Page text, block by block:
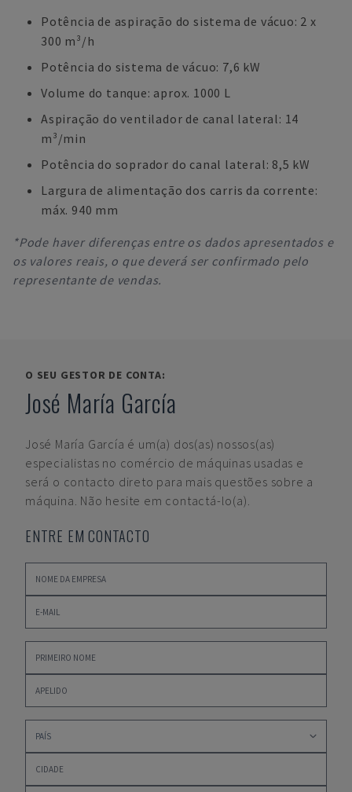
Potência de aspiração do sistema de vácuo: 2 x
300 m³/h
Potência do sistema de vácuo: 7,6 kW
Volume do tanque: aprox. 1000 L
Aspiração do ventilador de canal lateral: 14
m³/min
Potência do soprador do canal lateral: 8,5 kW
Largura de alimentação dos carris da corrente:
máx. 940 mm
*Pode haver diferenças entre os dados apresentados e
os valores reais, o que deverá ser confirmado pelo
representante de vendas.
O SEU GESTOR DE CONTA:
José María García
José María García é um(a) dos(as) nossos(as)
especialistas no comércio de máquinas usadas e
será o contacto direto para mais questões sobre a
máquina. Não hesite em contactá-lo(a).
ENTRE EM CONTACTO